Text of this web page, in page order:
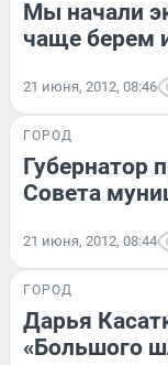
Мы начали
чаще берем
21 июня, 2012, 08:46
ГОРОД
Губернатор
Совета
21 июня, 2012, 08:44
ГОРОД
Дарья
«Большого